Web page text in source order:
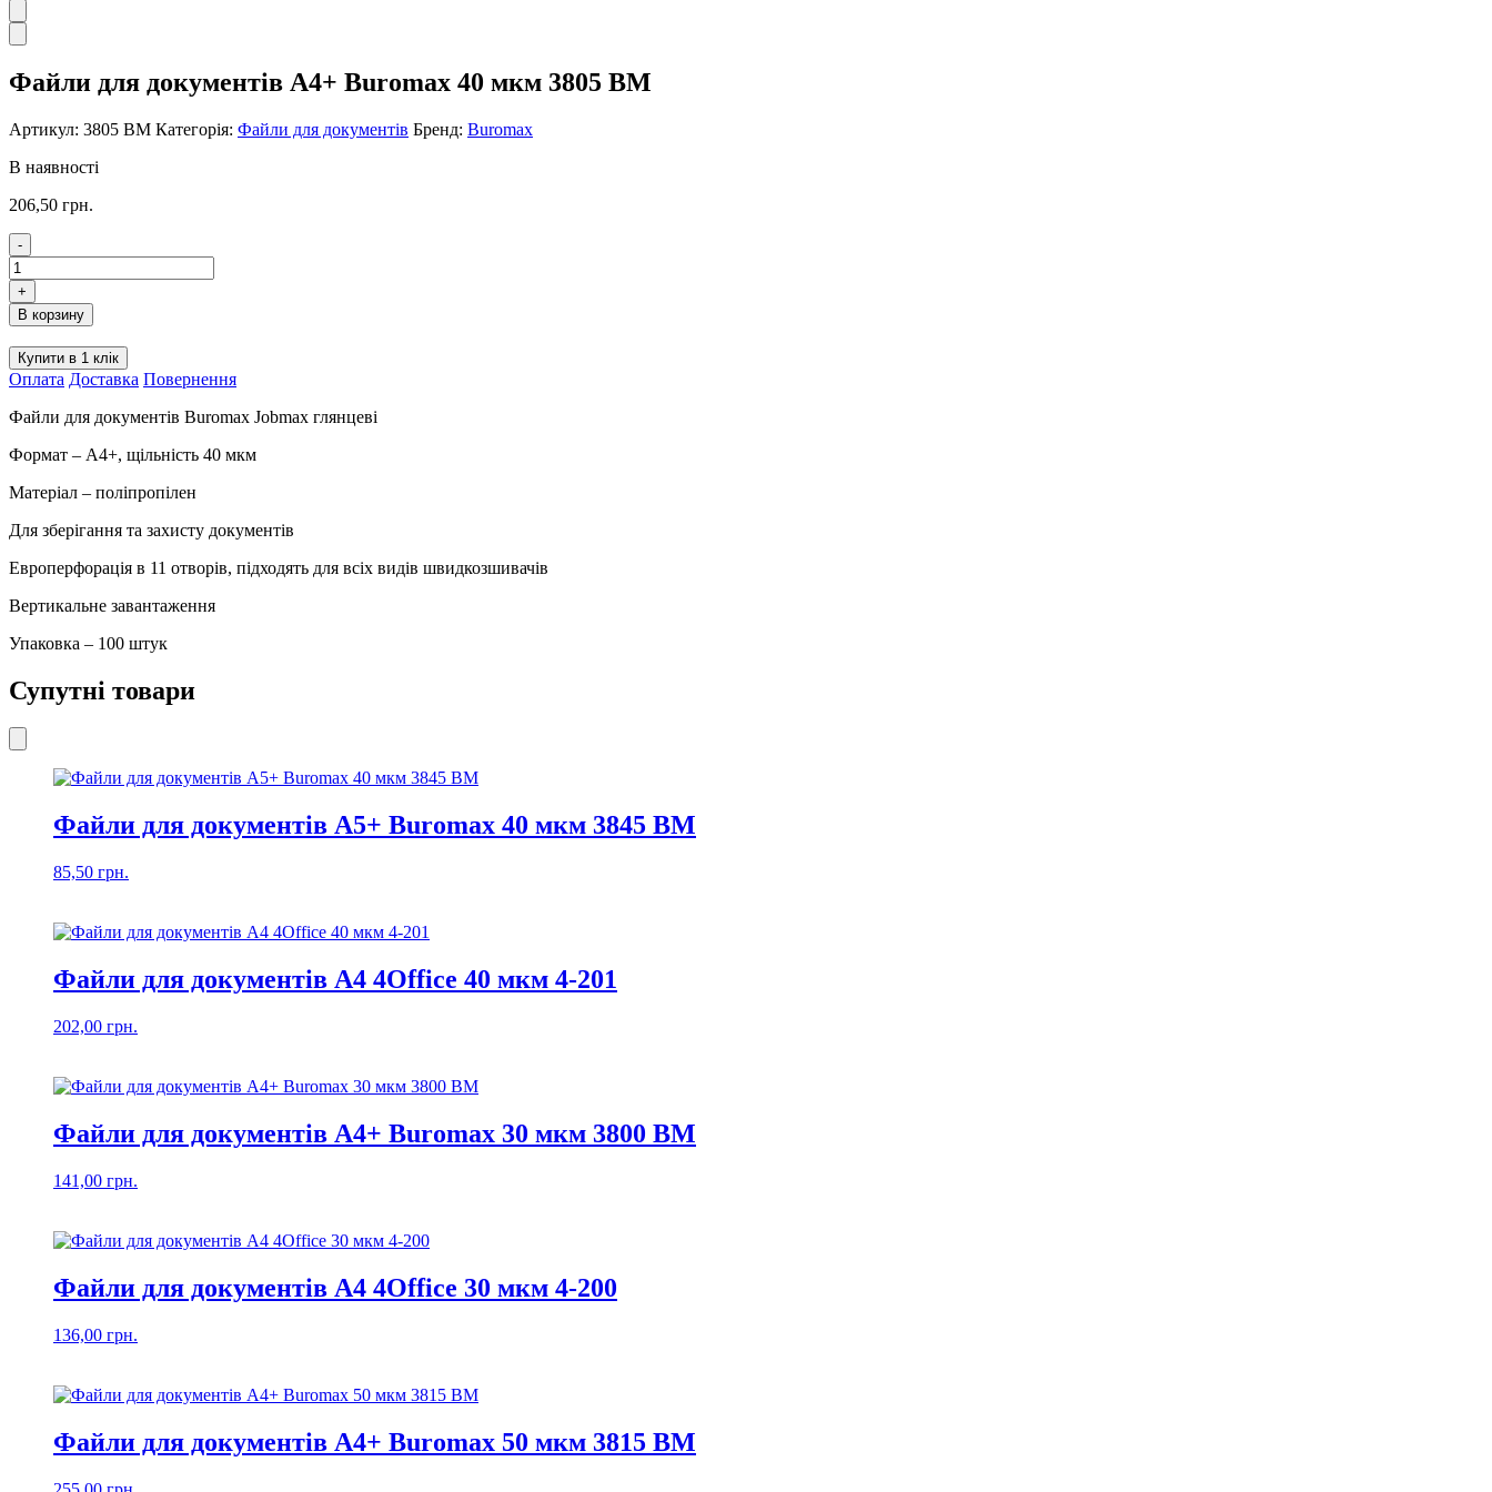
Файли для документів А4+ Buromax 40 мкм 3805 ВМ
Артикул: 3805 ВМ Категорія: Файли для документів Бренд: Buromax
В наявності
206,50 грн.
-
Файли
для
документів
А4+
Buromax
40
мкм
ВМ
кількість
+
В корзину
Купити в 1 клік
Оплата Доставка Повернення
Файли для документів Buromax Jobmax глянцеві
Формат – А4+, щільність 40 мкм
Матеріал – поліпропілен
Для зберігання та захисту документів
Европерфорація в 11 отворів, підходять для всіх видів швидкозшивачів
Вертикальне завантаження
Упаковка – 100 штук
Супутні товари
Файли для документів А5+ Buromax 40 мкм 3845 ВМ
85,50 грн.
Файли для документів А4 4Office 40 мкм 4-201
202,00 грн.
Файли для документів А4+ Buromax 30 мкм 3800 ВМ
141,00 грн.
Файли для документів А4 4Office 30 мкм 4-200
136,00 грн.
Файли для документів А4+ Buromax 50 мкм 3815 ВМ